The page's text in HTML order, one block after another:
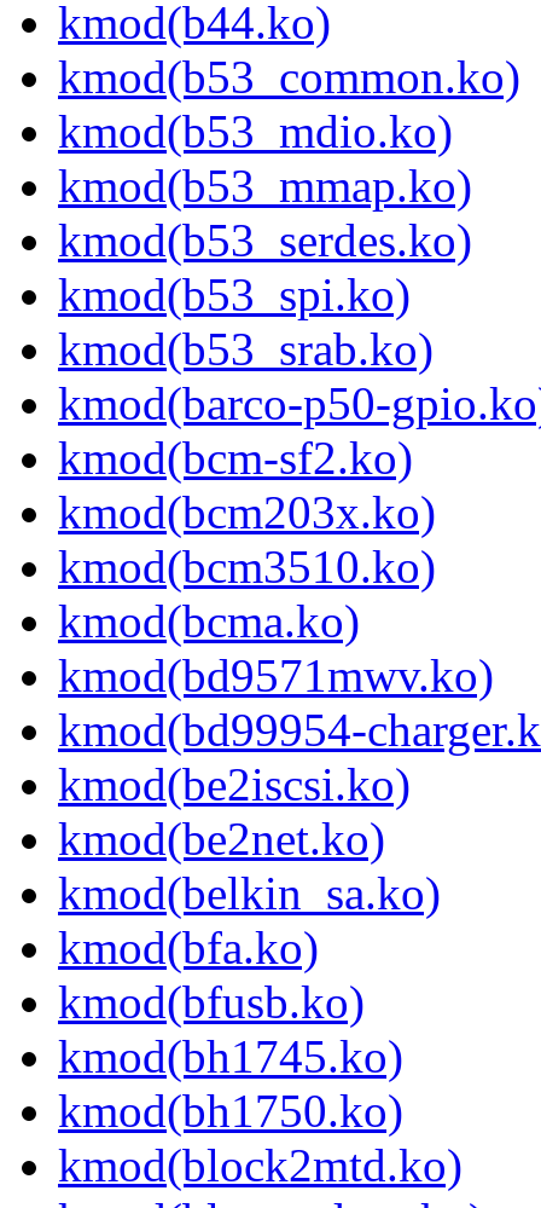
kmod(b44.ko)
kmod(b53_common.ko)
kmod(b53_mdio.ko)
kmod(b53_mmap.ko)
kmod(b53_serdes.ko)
kmod(b53_spi.ko)
kmod(b53_srab.ko)
kmod(barco-p50-
kmod(bcm-sf2.ko)
kmod(bcm203x.ko)
kmod(bcm3510.ko)
kmod(bcma.ko)
kmod(bd9571mwv.ko)
kmod(bd99954-
kmod(be2iscsi.ko)
kmod(be2net.ko)
kmod(belkin_sa.ko)
kmod(bfa.ko)
kmod(bfusb.ko)
kmod(bh1745.ko)
kmod(bh1750.ko)
kmod(block2mtd.ko)